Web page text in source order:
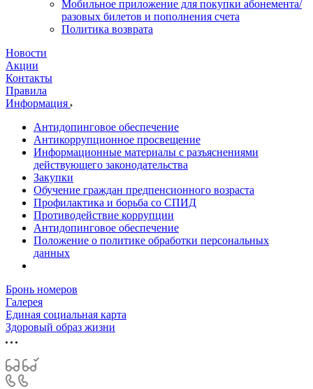
Мобильное приложение для покупки абонемента/
разовых билетов и пополнения счета
Политика возврата
Новости
Акции
Контакты
Правила
Информация
Антидопинговое обеспечение
Антикоррупционное просвещение
Информационные материалы с разъяснениями
действующего законодательства
Закупки
Обучение граждан предпенсионного возраста
Профилактика и борьба со СПИД
Противодействие коррупции
Антидопинговое обеспечение
Положение о политике обработки персональных
данных
Бронь номеров
Галерея
Единая социальная карта
Здоровый образ жизни